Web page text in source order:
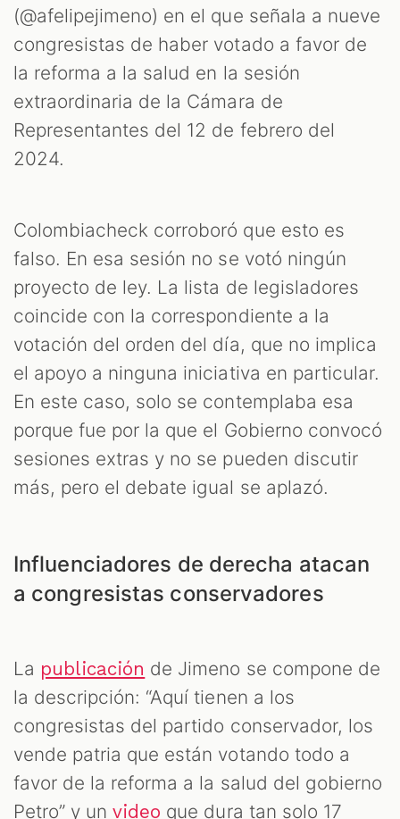
(@afelipejimeno) en el que señala a nueve
congresistas de haber votado a favor de
la reforma a la salud en la sesión
extraordinaria de la Cámara de
Representantes del 12 de febrero del
2024.
Colombiacheck corroboró que esto es
falso. En esa sesión no se votó ningún
proyecto de ley. La lista de legisladores
coincide con la correspondiente a la
votación del orden del día, que no implica
el apoyo a ninguna iniciativa en particular.
En este caso, solo se contemplaba esa
porque fue por la que el Gobierno convocó
sesiones extras y no se pueden discutir
más, pero el debate igual se aplazó.
Influenciadores de derecha atacan
a congresistas conservadores
La publicación de Jimeno se compone de
la descripción: “Aquí tienen a los
congresistas del partido conservador, los
vende patria que están votando todo a
favor de la reforma a la salud del gobierno
Petro” y unvideo que dura tan solo 17